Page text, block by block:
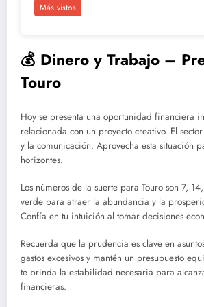
Más vistos
💰 Dinero y Trabajo –
Touro
Hoy se presenta una oportunidad financiera
relacionada con un proyecto creativo. El
y la comunicación. Aprovecha esta situación
horizontes.
Los números de la suerte para Touro son 7,
verde para atraer la abundancia y la
Confía en tu intuición al tomar decisiones
Recuerda que la prudencia es clave en
gastos excesivos y mantén un presupuesto
te brinda la estabilidad necesaria para
financieras.